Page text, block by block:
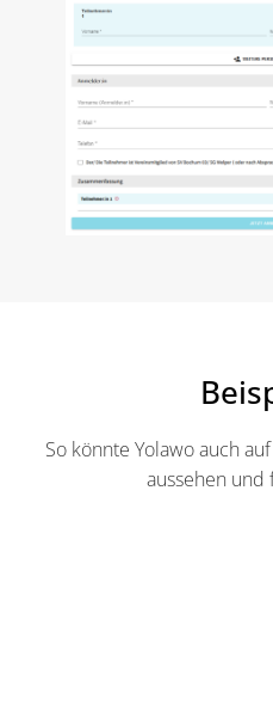
So könnte Yolawo auch
aussehen